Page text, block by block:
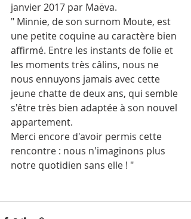
janvier 2017 par Maëva.
" Minnie, de son surnom Moute, est
une petite coquine au caractère bien
affirmé. Entre les instants de folie et
les moments très câlins, nous ne
nous ennuyons jamais avec cette
jeune chatte de deux ans, qui semble
s'être très bien adaptée à son nouvel
appartement.
Merci encore d'avoir permis cette
rencontre : nous n'imaginons plus
notre quotidien sans elle ! "